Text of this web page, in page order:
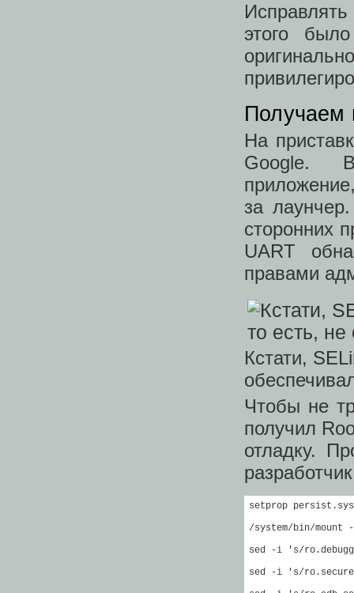
этого
Получаем
На
Google.
за
сторонних
UART
правами
Кстати,
Чтобы не
получил
отладку.
setprop
/system/bin/mount
sed -i 's/
sed -i 's/